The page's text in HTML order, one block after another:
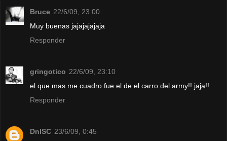
Bruce 22/6/09, 23:00
Muy buenas jajajajajaja
Responder
gringotico 22/6/09, 23:10
el que mas me cuadro fue el de el carro del army!! jaja!!
Responder
DnlSC 23/6/09, 0:45